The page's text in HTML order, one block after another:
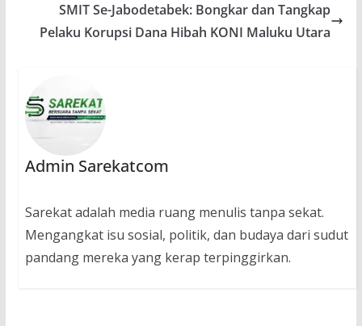
SMIT Se-Jabodetabek: Bongkar dan Tangkap
Pelaku Korupsi Dana Hibah KONI Maluku Utara
Admin Sarekatcom
Sarekat adalah media ruang menulis tanpa sekat.
Mengangkat isu sosial, politik, dan budaya dari sudut
pandang mereka yang kerap terpinggirkan.